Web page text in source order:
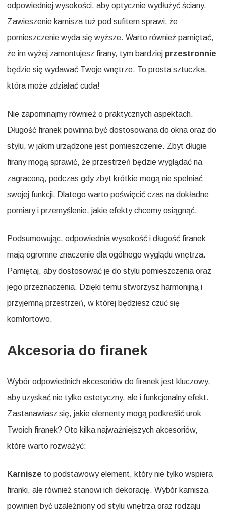
odpowiedniej wysokości, aby optycznie wydłużyć ściany.
Zawieszenie karnisza tuż pod sufitem sprawi, że
pomieszczenie wyda się wyższe. Warto również pamiętać,
że im wyżej zamontujesz firany, tym bardziej przestronnie
będzie się wydawać Twoje wnętrze. To prosta sztuczka,
która może zdziałać cuda!
Nie zapominajmy również o praktycznych aspektach.
Długość firanek powinna być dostosowana do okna oraz do
stylu, w jakim urządzone jest pomieszczenie. Zbyt długie
firany mogą sprawić, że przestrzeń będzie wyglądać na
zagraconą, podczas gdy zbyt krótkie mogą nie spełniać
swojej funkcji. Dlatego warto poświęcić czas na dokładne
pomiary i przemyślenie, jakie efekty chcemy osiągnąć.
Podsumowując, odpowiednia wysokość i długość firanek
mają ogromne znaczenie dla ogólnego wyglądu wnętrza.
Pamiętaj, aby dostosować je do stylu pomieszczenia oraz
jego przeznaczenia. Dzięki temu stworzysz harmonijną i
przyjemną przestrzeń, w której będziesz czuć się
komfortowo.
Akcesoria do firanek
Wybór odpowiednich akcesoriów do firanek jest kluczowy,
aby uzyskać nie tylko estetyczny, ale i funkcjonalny efekt.
Zastanawiasz się, jakie elementy mogą podkreślić urok
Twoich firanek? Oto kilka najważniejszych akcesoriów,
które warto rozważyć:
Karnisze to podstawowy element, który nie tylko wspiera
firanki, ale również stanowi ich dekorację. Wybór karnisza
powinien być uzależniony od stylu wnętrza oraz rodzaju